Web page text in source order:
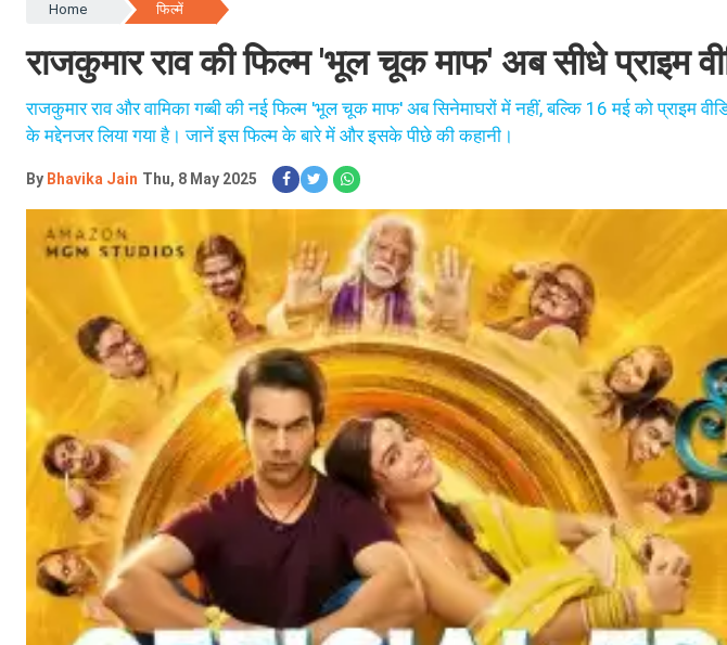
Home फिल्में
राजकुमार राव की फिल्म 'भूल चूक माफ' अब सीधे प्राइम
राजकुमार राव और वामिका गब्बी की नई फिल्म 'भूल चूक माफ' अब सिनेमाघरों में नहीं, बल्कि 16 मई को प्राइम
के मद्देनजर लिया गया है। जानें इस फिल्म के बारे में और इसके पीछे की कहानी।
By Bhavika Jain Thu, 8 May 2025